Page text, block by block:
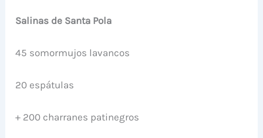
Salinas de Santa Pola
45 somormujos lavancos
20 espátulas
+ 200 charranes patinegros